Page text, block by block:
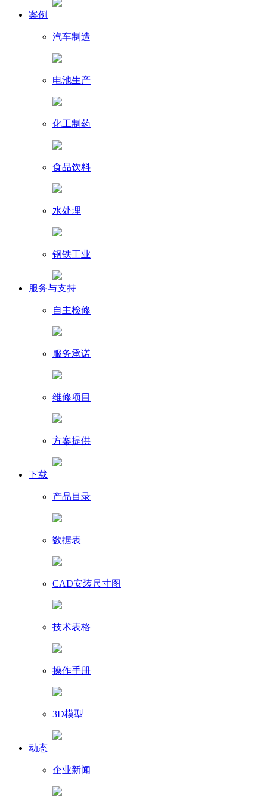
案例
汽车制造
电池生产
化工制药
食品饮料
水处理
钢铁工业
服务与支持
自主检修
服务承诺
维修项目
方案提供
下载
产品目录
数据表
CAD安装尺寸图
技术表格
操作手册
3D模型
动态
企业新闻